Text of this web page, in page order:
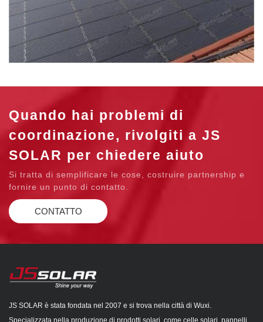
Quando hai problemi di
coordinazione, rivolgiti a JS
SOLAR per chiedere aiuto
Si tratta di semplificare le cose, costruire partnership e
fornire un punto di contatto.
CONTATTO
JS SOLAR è stata fondata nel 2007 e si trova nella città di Wuxi.